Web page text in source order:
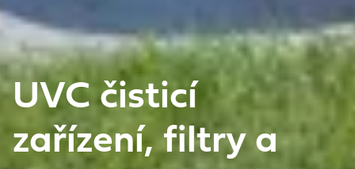
UVC čisticí
zařízení, filtry a